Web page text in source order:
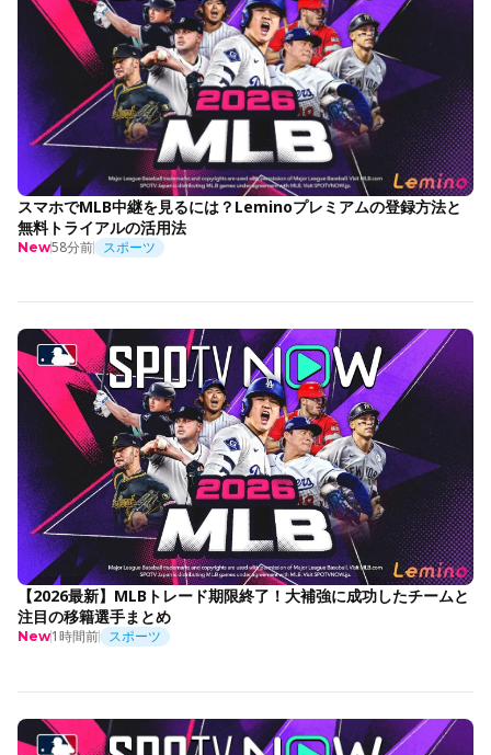
スマホでMLB中継を見るには？Leminoプレミアムの登録方法と
無料トライアルの活用法
New58分前 スポーツ
【2026最新】MLBトレード期限終了！大補強に成功したチームと
注目の移籍選手まとめ
New1時間前 スポーツ